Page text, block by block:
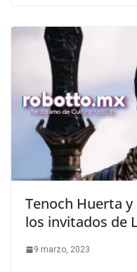
Tenoch Huerta
los invitados de
9 marzo, 2023